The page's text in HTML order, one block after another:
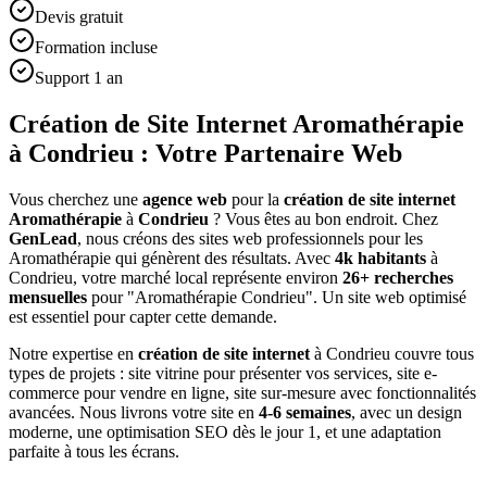
Devis gratuit
Formation incluse
Support 1 an
Création de Site Internet Aromathérapie
à Condrieu : Votre Partenaire Web
Vous cherchez une agence web pour la création de site internet
Aromathérapie à Condrieu ? Vous êtes au bon endroit. Chez
GenLead, nous créons des sites web professionnels pour les
Aromathérapie qui génèrent des résultats. Avec 4k habitants à
Condrieu, votre marché local représente environ 26+ recherches
mensuelles pour "Aromathérapie Condrieu". Un site web optimisé
est essentiel pour capter cette demande.
Notre expertise en création de site internet à Condrieu couvre tous
types de projets : site vitrine pour présenter vos services, site e-
commerce pour vendre en ligne, site sur-mesure avec fonctionnalités
avancées. Nous livrons votre site en 4-6 semaines, avec un design
moderne, une optimisation SEO dès le jour 1, et une adaptation
parfaite à tous les écrans.